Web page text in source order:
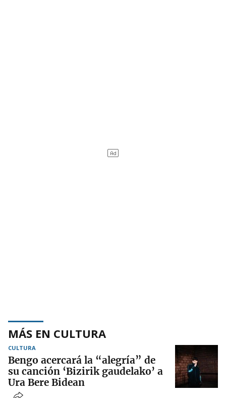
MÁS EN CULTURA
CULTURA
Bengo acercará la “alegría” de
su canción ‘Bizirik gaudelako’ a
Ura Bere Bidean